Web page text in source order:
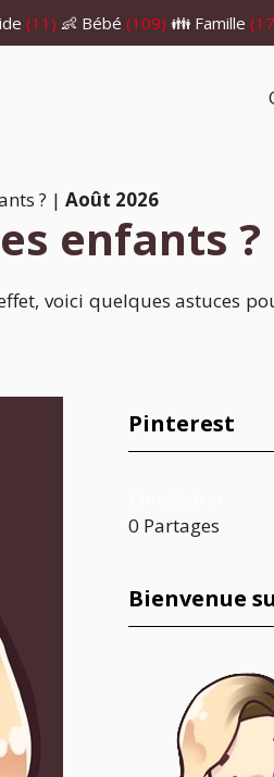
(11) 👶 Bébé (109) 👪 Famille
? | Août 2026
enfants ?
voici quelques astuces
Pinterest
0 Partages
Bienvenue